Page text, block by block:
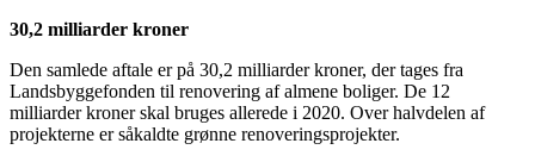
30,2 milliarder kroner
Den samlede aftale er på 30,2 milliarder kroner, der tages fra
Landsbyggefonden til renovering af almene boliger. De 12
milliarder kroner skal bruges allerede i 2020. Over halvdelen af
projekterne er såkaldte grønne renoveringsprojekter.